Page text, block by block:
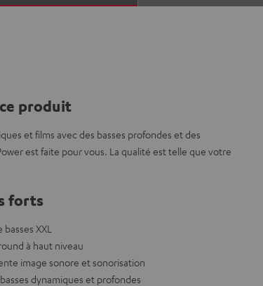
produit
et films avec des basses profondes et des
est faite pour vous. La qualité est telle que votre
forts
XXL
à haut niveau
image sonore et sonorisation
dynamiques et profondes